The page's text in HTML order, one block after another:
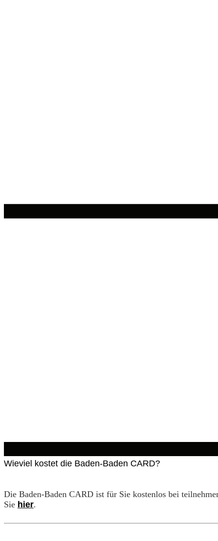
Wieviel kostet die Baden-Baden CARD?
Die Baden-Baden CARD ist für Sie kostenlos bei
Sie hier.